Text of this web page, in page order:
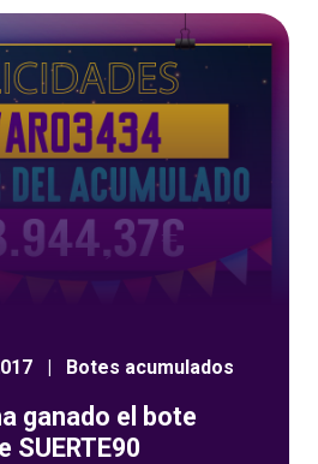
| Botes acumulados
ganado el bote
SUERTE90